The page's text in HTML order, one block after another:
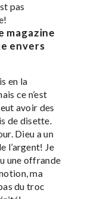
pas
magazine
envers
en la
ce n’est
avoir des
de disette.
Dieu a un
l’argent! Je
une offrande
ma
du troc